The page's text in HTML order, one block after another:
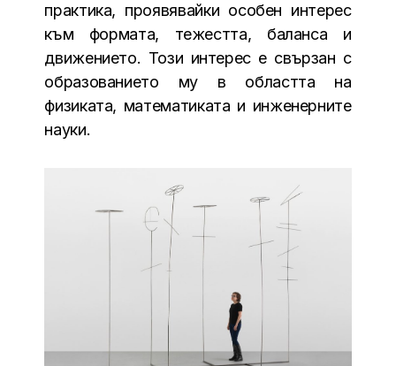
практика, проявявайки особен интерес
към формата, тежестта, баланса и
движението. Този интерес е свързан с
образованието му в областта на
физиката, математиката и инженерните
науки.